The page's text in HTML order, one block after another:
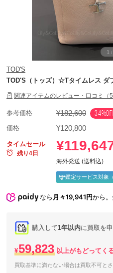
1 /
TOD'S
TOD'S（トッズ）☆Tタイムレス ダ
関連アイテムのレビュー・口コミ（
参考価格 ¥182,600
価格 ¥120,800
タイムセール
残り4日
海外発送 (送料込)
鑑定サービス対象
なら月々19,941円から
購入して1年以内に買取を
¥59,823 以上がもどってく
買取基準に満たない場合は買取不可と